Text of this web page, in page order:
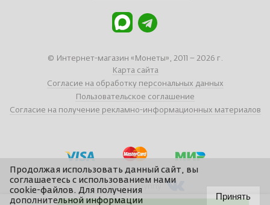
© Интернет-магазин «Монеты», 2011 – 2026 г.
Карта сайта
Согласие на обработку персональных данных
Пользовательское соглашение
Согласие на получение рекламно-информационных материалов
Вступайте в группу
Продолжая использовать данный сайт, вы
соглашаетесь с использованием нами
cookie-файлов. Для получения
дополнительной информации
Принять